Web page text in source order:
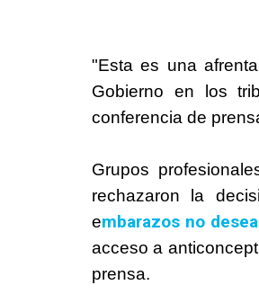
"Esta es una
Gobierno en los
conferencia de
Grupos
rechazaron la
embarazos no
acceso a
prensa.